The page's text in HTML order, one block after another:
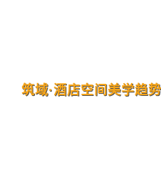
筑域·酒店空间美学趋